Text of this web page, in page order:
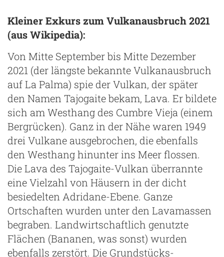
Kleiner Exkurs zum Vulkanausbruch 2021
(aus Wikipedia):
Von Mitte September bis Mitte Dezember
2021 (der längste bekannte Vulkanausbruch
auf La Palma) spie der Vulkan, der später
den Namen Tajogaite bekam, Lava. Er bildete
sich am Westhang des Cumbre Vieja (einem
Bergrücken). Ganz in der Nähe waren 1949
drei Vulkane ausgebrochen, die ebenfalls
den Westhang hinunter ins Meer flossen.
Die Lava des Tajogaite-Vulkan überrannte
eine Vielzahl von Häusern in der dicht
besiedelten Adridane-Ebene. Ganze
Ortschaften wurden unter den Lavamassen
begraben. Landwirtschaftlich genutzte
Flächen (Bananen, was sonst) wurden
ebenfalls zerstört. Die Grundstücks-